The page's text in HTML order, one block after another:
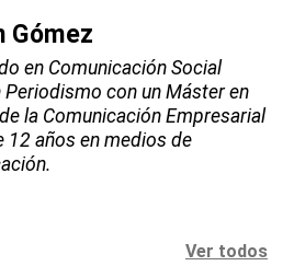
Gómez
en Comunicación Social
Periodismo con un Máster en
la Comunicación Empresarial
12 años en medios de
Ver todos